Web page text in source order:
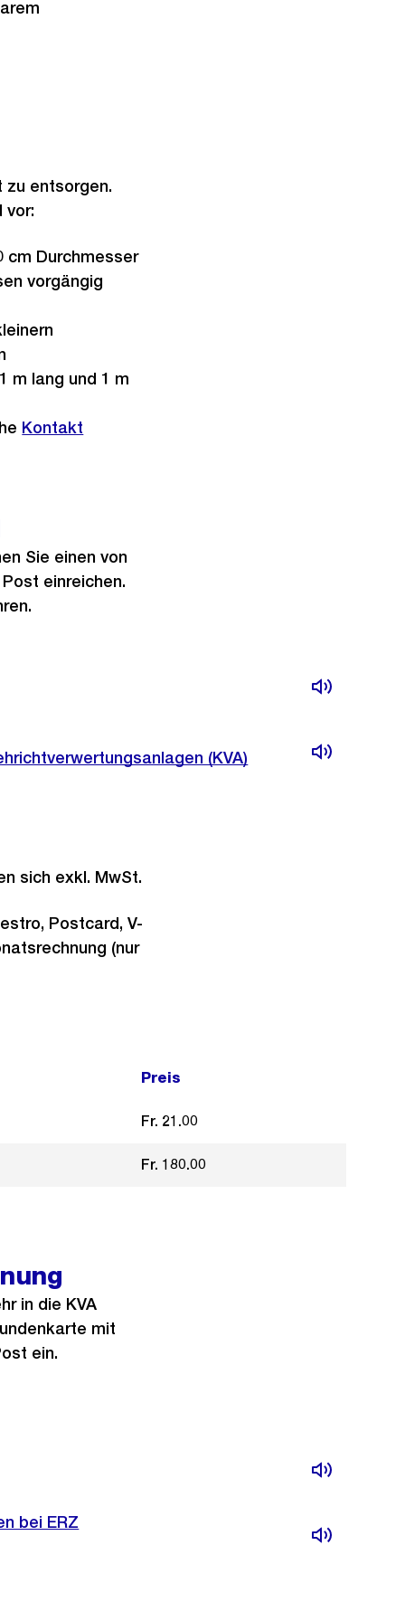
zu entsorgen.
vor:
cm Durchmesser
vorgängig
m lang und 1 m
Kontakt
Sie einen von
einreichen.
(KVA)
sich exkl. MwSt.
Postcard, V-
(nur
Preis
Fr. 21.00
Fr. 180.00
in die KVA
mit
ein.
bei ERZ